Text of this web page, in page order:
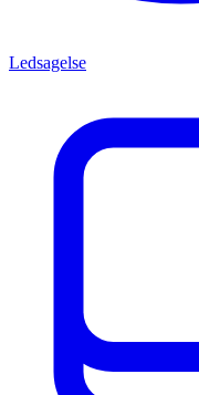
Ledsagelse